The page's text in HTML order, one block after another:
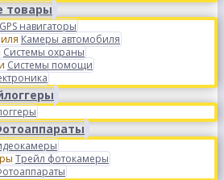
товары
GPS навигаторы
Камеры автомобиля
Системы охраны
Системы помощи
Трейл фотокамеры